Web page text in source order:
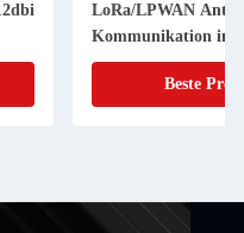
LoRa/LPWAN
Kommunikation im
Beste